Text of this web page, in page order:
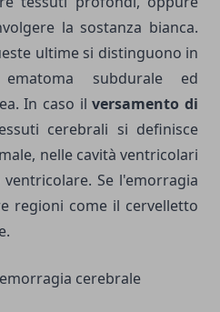
la sostanza bianca.
ultime si distinguono in
subdurale ed
In caso ilversamento di
cerebrali si definisce
nelle cavità ventricolari
Se l'emorragia
regioni come il cervelletto
cerebrale